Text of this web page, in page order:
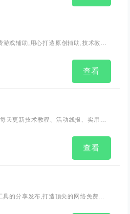
戏辅助,用心打造原创辅助,技术教程,
互联网软件资源共享平台。
查看
天更新技术教程、活动线报、实用软
优秀的免费资源网
查看
的分享发布,打造顶尖的网络免费分